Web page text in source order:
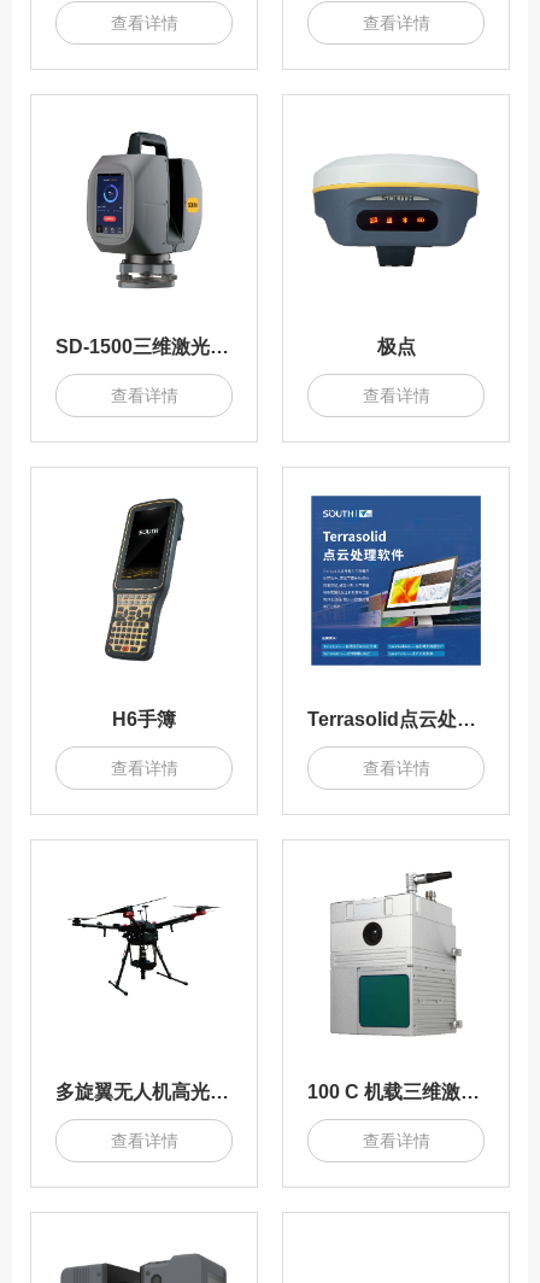
查看详情 查看详情
SD-1500三维激光扫描仪
查看详情
极点
查看详情
H6手簿
查看详情
Terrasolid点云处理软件
查看详情
多旋翼无人机高光谱成像系统
查看详情
100 C 机载三维激光扫描测量系统
查看详情